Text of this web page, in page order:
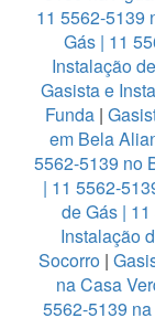
11 5562-5139
Gás | 11
Instalação
Gasista e
Funda |
em Bela
5562-5139 no
| 11 5562-
de Gás |
Instalação
Socorro |
na Casa
5562-5139